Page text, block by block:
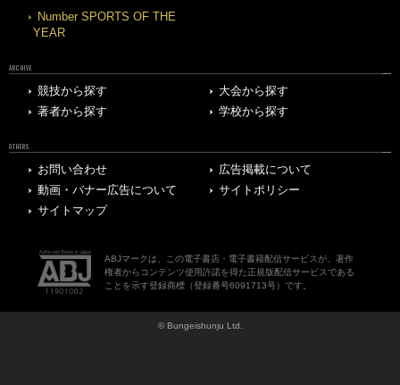
Number SPORTS OF THE
YEAR
ARCHIVE
競技から探す
大会から探す
著者から探す
学校から探す
OTHERS
お問い合わせ
広告掲載について
動画・バナー広告について
サイトポリシー
サイトマップ
ABJマークは、この電子書店・電子書籍配信サービスが、著作
権者からコンテンツ使用許諾を得た正規版配信サービスである
ことを示す登録商標（登録番号6091713号）です。
© Bungeishunju Ltd.